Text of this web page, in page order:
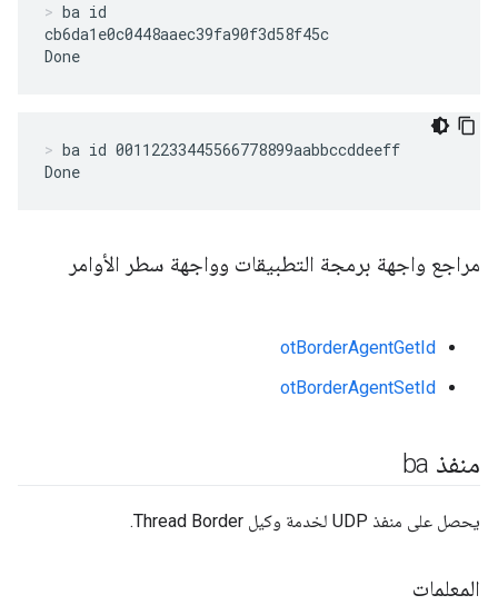
ba id
cb6da1e0c0448aaec39fa90f3d58f45c
Done
ba id 00112233445566778899aabbccddeeff
Done
مراجع واجهة برمجة التطبيقات وواجهة سطر الأوامر
otBorderAgentGetId
otBorderAgentSetId
منفذ ba
يحصل على منفذ UDP لخدمة وكيل Thread Border.
المعلمات